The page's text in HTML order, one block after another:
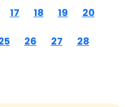
17 18 19 20
26 27 28